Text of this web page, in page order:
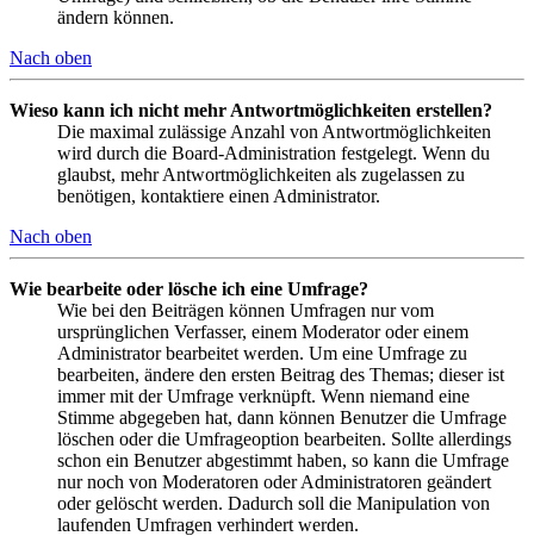
ändern können.
Nach oben
Wieso kann ich nicht mehr Antwortmöglichkeiten erstellen?
Die maximal zulässige Anzahl von Antwortmöglichkeiten
wird durch die Board-Administration festgelegt. Wenn du
glaubst, mehr Antwortmöglichkeiten als zugelassen zu
benötigen, kontaktiere einen Administrator.
Nach oben
Wie bearbeite oder lösche ich eine Umfrage?
Wie bei den Beiträgen können Umfragen nur vom
ursprünglichen Verfasser, einem Moderator oder einem
Administrator bearbeitet werden. Um eine Umfrage zu
bearbeiten, ändere den ersten Beitrag des Themas; dieser ist
immer mit der Umfrage verknüpft. Wenn niemand eine
Stimme abgegeben hat, dann können Benutzer die Umfrage
löschen oder die Umfrageoption bearbeiten. Sollte allerdings
schon ein Benutzer abgestimmt haben, so kann die Umfrage
nur noch von Moderatoren oder Administratoren geändert
oder gelöscht werden. Dadurch soll die Manipulation von
laufenden Umfragen verhindert werden.